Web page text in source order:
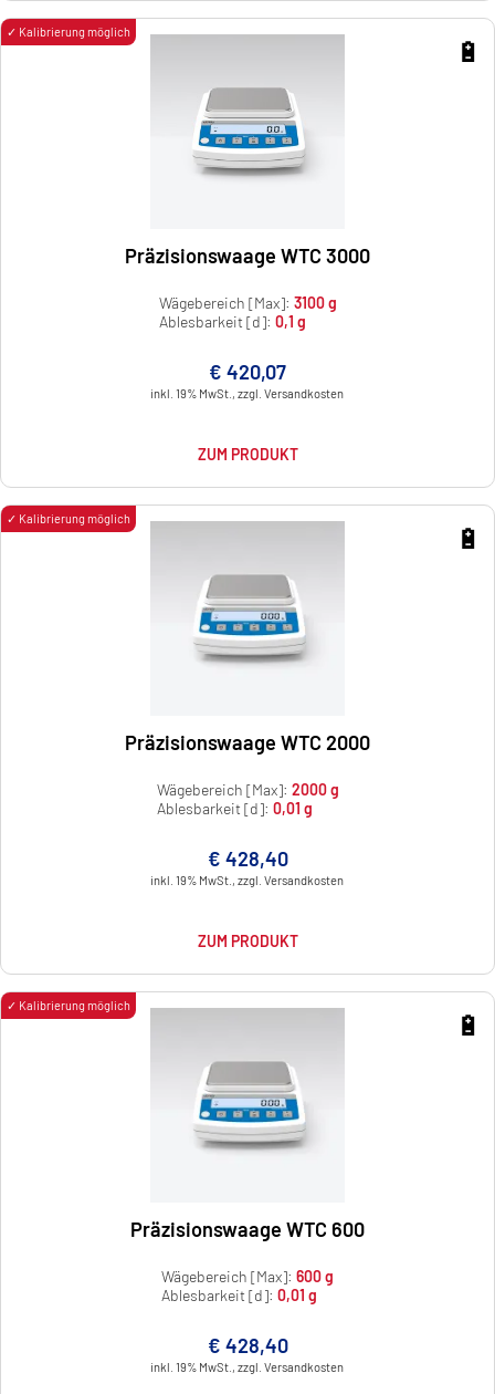
✓ Kalibrierung möglich
🔋
Präzisionswaage WTC 3000
Wägebereich [Max]: 3100 g
Ablesbarkeit [d]: 0,1 g
€ 420,07
inkl. 19% MwSt., zzgl. Versandkosten
ZUM PRODUKT
✓ Kalibrierung möglich
🔋
Präzisionswaage WTC 2000
Wägebereich [Max]: 2000 g
Ablesbarkeit [d]: 0,01 g
€ 428,40
inkl. 19% MwSt., zzgl. Versandkosten
ZUM PRODUKT
✓ Kalibrierung möglich
🔋
Präzisionswaage WTC 600
Wägebereich [Max]: 600 g
Ablesbarkeit [d]: 0,01 g
€ 428,40
inkl. 19% MwSt., zzgl. Versandkosten